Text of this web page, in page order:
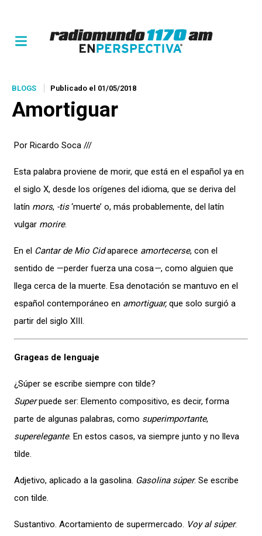
BLOGS Publicado el 01/05/2018
Amortiguar
Por Ricardo Soca ///
Esta palabra proviene de morir, que está en el español ya en
el siglo X, desde los orígenes del idioma, que se deriva del
latín mors, -tis‘muerte’ o, más probablemente, del latín
vulgar morire.
En el Cantar de Mio Cidaparece amortecerse, con el
sentido de —perder fuerza una cosa—, como alguien que
llega cerca de la muerte. Esa denotación se mantuvo en el
español contemporáneo en amortiguar, que solo surgió a
partir del siglo XIII.
Grageas de lenguaje
¿Súper se escribe siempre con tilde?
Superpuede ser: Elemento compositivo, es decir, forma
parte de algunas palabras, como superimportante,
superelegante. En estos casos, va siempre junto y no lleva
tilde.
Adjetivo, aplicado a la gasolina. Gasolina súper. Se escribe
con tilde.
Sustantivo. Acortamiento de supermercado. Voy al súper.